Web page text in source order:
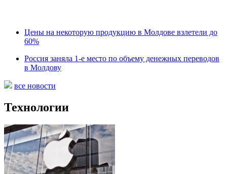
Цены на некоторую продукцию в Молдове взлетели до
60%
Россия заняла 1-е место по объему денежных переводов
в Молдову
все новости
Технологии